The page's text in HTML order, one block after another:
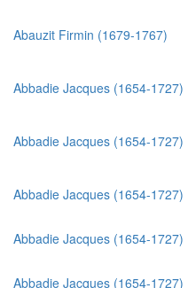
Abauzit Firmin (1679-1767)
Abbadie Jacques (1654-1727)
Abbadie Jacques (1654-1727)
Abbadie Jacques (1654-1727)
Abbadie Jacques (1654-1727)
Abbadie Jacques (1654-1727)